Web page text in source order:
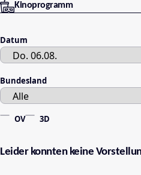
Kinoprogramm
Datum
Bundesland
OV 3D
Leider konnten keine